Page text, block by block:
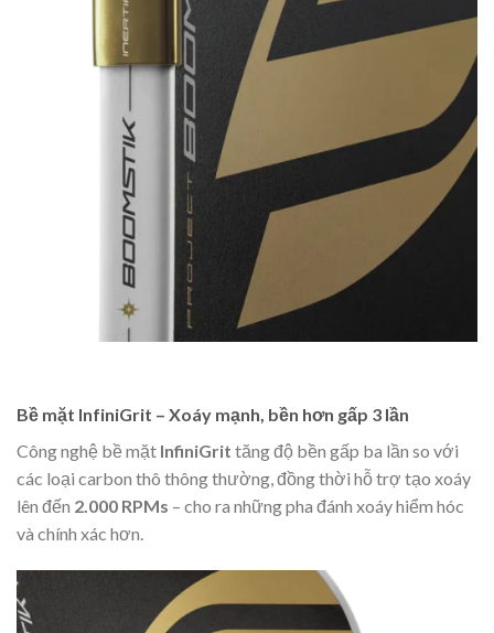
Bề mặt InfiniGrit – Xoáy mạnh, bền hơn gấp 3 lần
Công nghệ bề mặt InfiniGrit tăng độ bền gấp ba lần so với
các loại carbon thô thông thường, đồng thời hỗ trợ tạo xoáy
lên đến 2.000 RPMs – cho ra những pha đánh xoáy hiểm hóc
và chính xác hơn.